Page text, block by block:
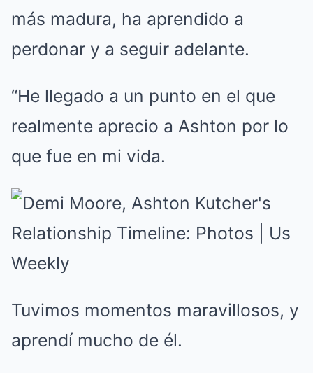
más madura, ha aprendido a
perdonar y a seguir adelante.
“He llegado a un punto en el que
realmente aprecio a Ashton por lo
que fue en mi vida.
Tuvimos momentos maravillosos, y
aprendí mucho de él.